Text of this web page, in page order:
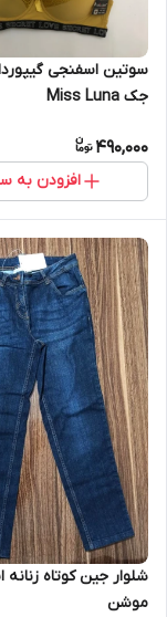
سوتین اسفنجی
جک Miss Luna
490,000
افزودن به
موشن